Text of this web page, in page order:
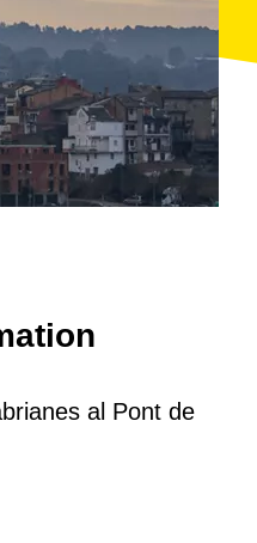
una bonita estampa
tres saltos, antes de
el único tramo
la etapa en El
al Pont de